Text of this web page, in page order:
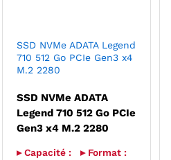
SSD NVMe ADATA Legend
710 512 Go PCIe Gen3 x4
M.2 2280
SSD NVMe ADATA
Legend 710 512 Go PCIe
Gen3 x4 M.2 2280
▸ Capacité :
▸ Format :